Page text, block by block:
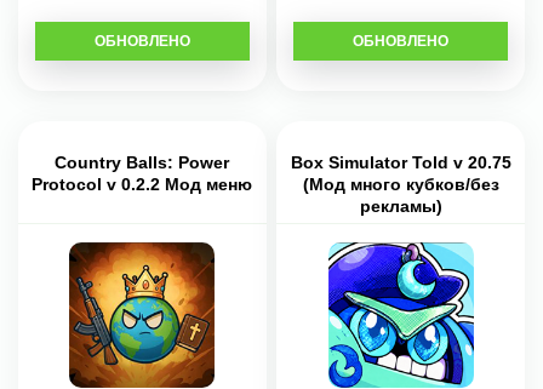
СКАЧАТЬ
ОБНОВЛЕНО СКАЧАТЬ
ОБНОВЛЕНО
Country Balls: Power
Protocol v 0.2.2 Мод меню
Box Simulator Told v 20.75
(Мод много кубков/без
рекламы)